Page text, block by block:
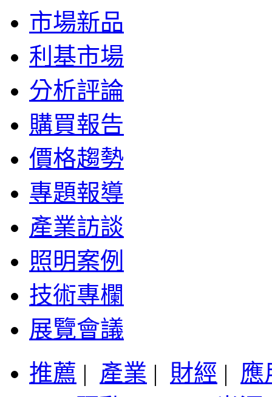
市場新品
利基市場
分析評論
購買報告
價格趨勢
專題報導
產業訪談
照明案例
技術專欄
展覽會議
推薦 | 產業 | 財經 | 應